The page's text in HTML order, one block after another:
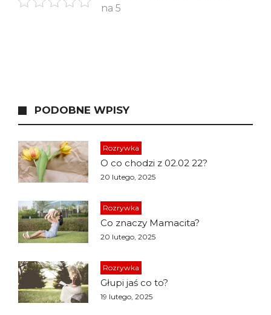
na 5
PODOBNE WPISY
Rozrywka
O co chodzi z 02.02 22?
20 lutego, 2025
Rozrywka
Co znaczy Mamacita?
20 lutego, 2025
Rozrywka
Głupi jaś co to?
19 lutego, 2025